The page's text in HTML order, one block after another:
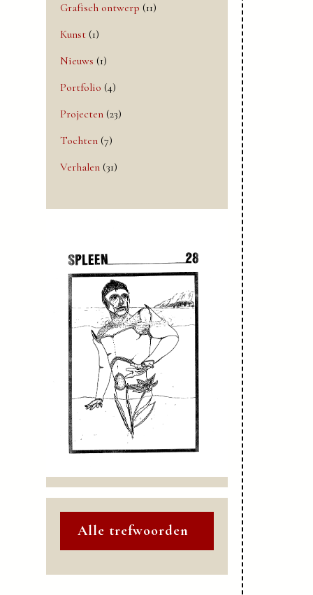
Grafisch ontwerp (11)
Kunst (1)
Nieuws (1)
Portfolio (4)
Projecten (23)
Tochten (7)
Verhalen (31)
Alle trefwoorden